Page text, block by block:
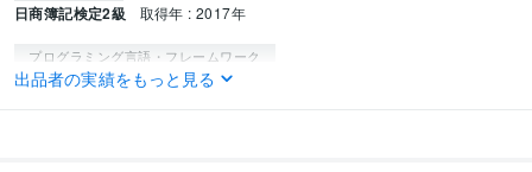
日商簿記検定2級 取得年 : 2017年
プログラミング言語・フレームワーク
Python:1年
出品者の実績をもっと見る